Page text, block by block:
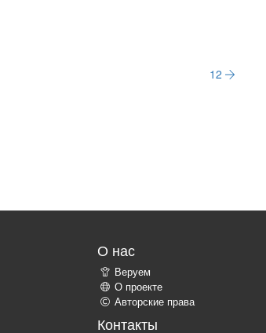
12
О нас
Веруем
О проекте
Авторские права
Контакты